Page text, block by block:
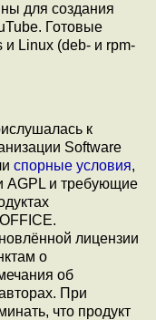
для создания
Готовые
Linux (deb- и rpm-
к
Software
спорные условия,
AGPL и требующие
лицензии
о
об
При
что продукт